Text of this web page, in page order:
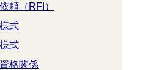
頼（RFI）
式
式
格関係